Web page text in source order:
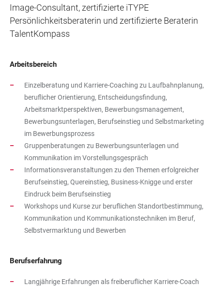
Image-Consultant, zertifizierte iTYPE
Persönlichkeitsberaterin und zertifizierte Beraterin
TalentKompass
Arbeitsbereich
Einzelberatung und Karriere-Coaching zu Laufbahnplanung,
beruflicher Orientierung, Entscheidungsfindung,
Arbeitsmarktperspektiven, Bewerbungsmanagement,
Bewerbungsunterlagen, Berufseinstieg und Selbstmarketing
im Bewerbungsprozess
Gruppenberatungen zu Bewerbungsunterlagen und
Kommunikation im Vorstellungsgespräch
Informationsveranstaltungen zu den Themen erfolgreicher
Berufseinstieg, Quereinstieg, Business-Knigge und erster
Eindruck beim Berufseinstieg
Workshops und Kurse zur beruflichen Standortbestimmung,
Kommunikation und Kommunikationstechniken im Beruf,
Selbstvermarktung und Bewerben
Berufserfahrung
Langjährige Erfahrungen als freiberuflicher Karriere-Coach